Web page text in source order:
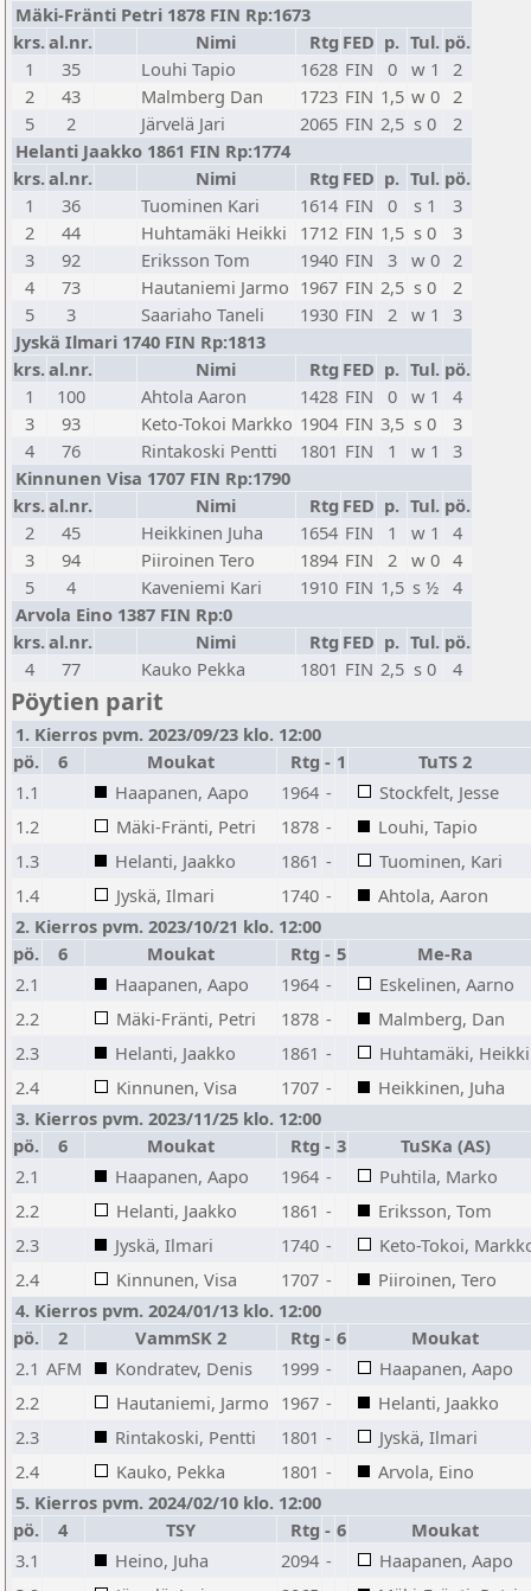
Mäki-Fränti Petri 1878 FIN Rp:1673
krs.al.nr. Nimi Rtg FED p. Tul. pö.
1
35 Louhi Tapio 1628 FIN 0 w 1
2
2
43 Malmberg Dan 1723 FIN 1,5 w 0 2
5
2 Järvelä Jari 2065 FIN 2,5 s 0
2
Helanti Jaakko 1861 FIN Rp:1774
krs.al.nr. Nimi Rtg FED p. Tul. pö.
1
36 Tuominen Kari 1614 FIN 0 s 1
3
2
44 Huhtamäki Heikki 1712 FIN 1,5 s 0
3
3
92 Eriksson Tom 1940 FIN 3 w 0 2
4
73 Hautaniemi Jarmo 1967 FIN 2,5 s 0
2
5
3 Saariaho Taneli 1930 FIN 2 w 1
3
Jyskä Ilmari 1740 FIN Rp:1813
krs.al.nr. Nimi Rtg FED p. Tul. pö.
1
100 Ahtola Aaron 1428 FIN 0 w 1
4
3
93 Keto-Tokoi Markko 1904 FIN 3,5 s 0
3
4
76 Rintakoski Pentti 1801 FIN 1 w 1
3
Kinnunen Visa 1707 FIN Rp:1790
krs.al.nr. Nimi Rtg FED p. Tul. pö.
2
45 Heikkinen Juha 1654 FIN 1 w 1
4
3
94 Piiroinen Tero 1894 FIN 2 w 0 4
5
4 Kaveniemi Kari 1910 FIN 1,5 s ½
4
Arvola Eino 1387 FIN Rp:0
krs.al.nr. Nimi Rtg FED p. Tul. pö.
4
77 Kauko Pekka 1801 FIN 2,5 s 0 4
Pöytien parit
1. Kierros pvm. 2023/09/23 klo. 12:00
pö.
6 Moukat Rtg - 1
TuTS 2
1.1
Haapanen, Aapo 1964 -
Stockfelt, Jesse
1.2
Mäki-Fränti, Petri 1878 -
Louhi, Tapio
1.3
Helanti, Jaakko 1861 -
Tuominen, Kari
1.4
Jyskä, Ilmari 1740 -
Ahtola, Aaron
2. Kierros pvm. 2023/10/21 klo. 12:00
pö.
6 Moukat Rtg - 5
Me-Ra
2.1
Haapanen, Aapo 1964 -
Eskelinen, Aarno
2.2
Mäki-Fränti, Petri 1878 -
Malmberg, Dan
2.3
Helanti, Jaakko 1861 -
Huhtamäki, Heikki
2.4
Kinnunen, Visa 1707 -
Heikkinen, Juha
3. Kierros pvm. 2023/11/25 klo. 12:00
pö.
6 Moukat Rtg - 3
TuSKa (AS)
2.1
Haapanen, Aapo 1964 -
Puhtila, Marko
2.2
Helanti, Jaakko 1861 -
Eriksson, Tom
2.3
Jyskä, Ilmari 1740 -
Keto-Tokoi,
2.4
Kinnunen, Visa 1707 -
Piiroinen, Tero
4. Kierros pvm. 2024/01/13 klo. 12:00
pö.
2 VammSK 2 Rtg - 6
Moukat
2.1 AFM Kondratev, Denis 1999 -
Haapanen, Aapo
2.2
Hautaniemi, Jarmo 1967 -
Helanti, Jaakko
2.3
Rintakoski, Pentti 1801 -
Jyskä, Ilmari
2.4
Kauko, Pekka 1801 -
Arvola, Eino
5. Kierros pvm. 2024/02/10 klo. 12:00
pö.
4 TSY Rtg - 6
Moukat
3.1
Heino, Juha 2094 -
Haapanen, Aapo